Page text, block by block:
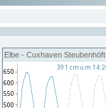
Elbe - Cuxhaven Steubenhöft